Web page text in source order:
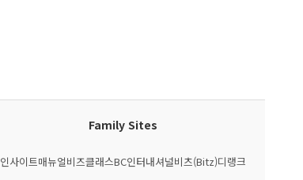
Family Sites
인사이트매뉴얼비즈클래스BC인터내셔널비츠(Bitz)디랭크